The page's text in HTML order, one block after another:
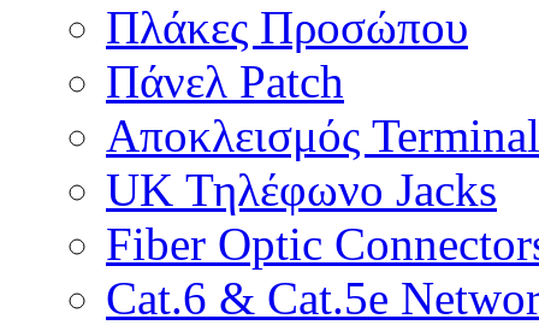
Πλάκες Προσώπου
Πάνελ Patch
Αποκλεισμός Terminal
UK Τηλέφωνο Jacks
Fiber Optic
Cat.6 & Cat.5e